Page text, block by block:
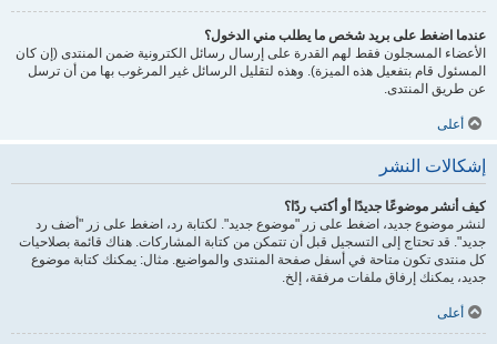
عندما اضغط على بريد شخص ما يطلب مني الدخول؟
الأعضاء المسجلون فقط لهم القدرة على إرسال رسائل الكترونية ضمن المنتدى (إن كان
المسئول قام بتفعيل هذه الميزة). وهذه لتقليل الرسائل غير المرغوب بها من أن ترسل
عن طريق المنتدى.
أعلى
إشكالات النشر
كيف أنشر موضوعًا جديدًا أو أكتب ردًا؟
لنشر موضوع جديد، اضغط على زر "موضوع جديد". لكتابة رد، اضغط على زر "أضف رد
جديد". قد تحتاج إلى التسجيل قبل أن تتمكن من كتابة المشاركات. هناك قائمة بصلاحيات
كل منتدى تكون متاحة في أسفل صفحة المنتدى والمواضيع. مثال: يمكنك كتابة موضوع
جديد، يمكنك إرفاق ملفات مرفقة، إلخ.
أعلى